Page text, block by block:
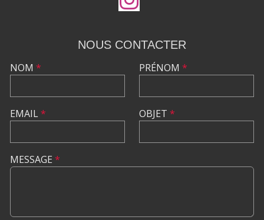
NOUS CONTACTER
NOM *
EMAIL*
PRÉNOM *
OBJET *
MESSAGE *